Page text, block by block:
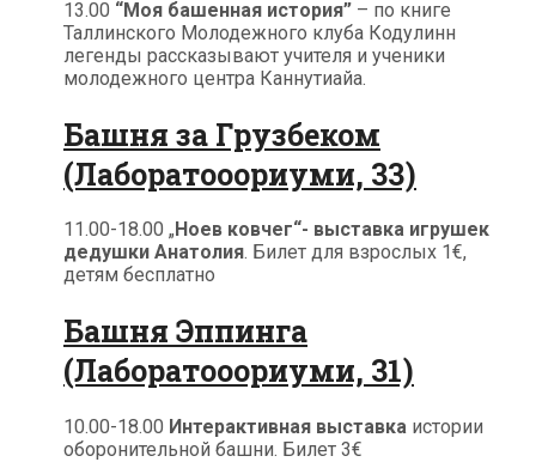
13.00 “Моя башенная история” – по книге
Таллинского Молодежного клуба Кодулинн
легенды рассказывают учителя и ученики
молодежного центра Каннутиайа.
Башня за Грузбеком
(Лаборатооориуми, 33)
11.00-18.00 „ Ноев ковчег“- выставка игрушек
дедушки Анатолия. Билет для взрослых 1€,
детям бесплатно
Башня Эппинга
(Лаборатооориуми, 31)
10.00-18.00 Интерактивная выставка истории
оборонительной башни. Билет 3€